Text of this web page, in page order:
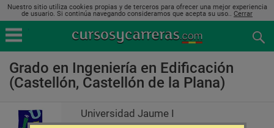
Nuestro sitio utiliza cookies propias y de terceros para ofrecer una mejor experiencia
de usuario. Si continúa navegando consideramos que acepta su uso.. Cerrar
Grado en Ingeniería en Edificación
(Castellón, Castellón de la Plana)
Universidad Jaume I